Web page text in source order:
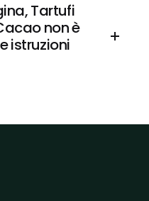
Tartufi
non è
istruzioni